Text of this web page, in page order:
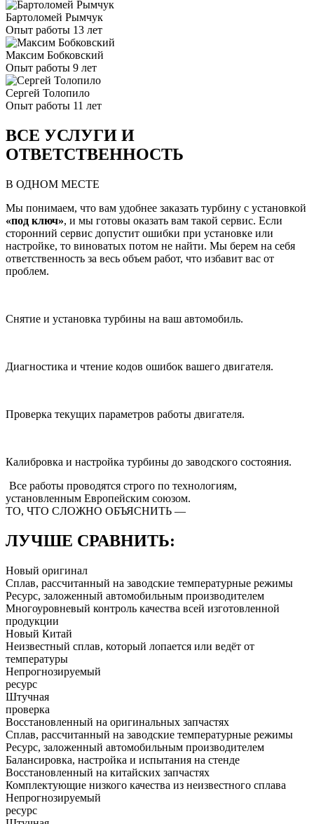
Бартоломей Рымчук
Опыт работы 13 лет
Максим Бобковский
Опыт работы 9 лет
Сергей Толопило
Опыт работы 11 лет
ВСЕ УСЛУГИ И
ОТВЕТСТВЕННОСТЬ
В ОДНОМ МЕСТЕ
Мы понимаем, что вам удобнее заказать турбину с установкой
«под ключ», и мы готовы оказать вам такой сервис. Если
сторонний сервис допустит ошибки при установке или
настройке, то виноватых потом не найти. Мы берем на себя
ответственность за весь объем работ, что избавит вас от
проблем.
Снятие и установка турбины на ваш автомобиль.
Диагностика и чтение кодов ошибок вашего двигателя.
Проверка текущих параметров работы двигателя.
Калибровка и настройка турбины до заводского состояния.
Все работы проводятся строго по технологиям,
установленным Европейским союзом.
ТО, ЧТО СЛОЖНО ОБЪЯСНИТЬ —
ЛУЧШЕ СРАВНИТЬ:
Новый оригинал
Сплав, рассчитанный на заводские температурные режимы
Ресурс, заложенный автомобильным производителем
Многоуровневый контроль качества всей изготовленной
продукции
Новый Китай
Неизвестный сплав, который лопается или ведёт от
температуры
Непрогнозируемый
ресурс
Штучная
проверка
Восстановленный на оригинальных запчастях
Сплав, рассчитанный на заводские температурные режимы
Ресурс, заложенный автомобильным производителем
Балансировка, настройка и испытания на стенде
Восстановленный на китайских запчастях
Комплектующие низкого качества из неизвестного сплава
Непрогнозируемый
ресурс